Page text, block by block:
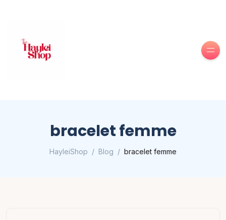
bracelet femme
HayleiShop Blog bracelet femme